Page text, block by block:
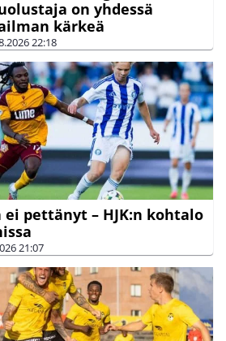
on yhdessä
kärkeä
22:18
ei pettänyt – HJK:n kohtalo
21:07